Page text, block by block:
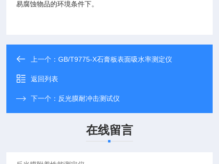
易腐蚀物品的环境条件下。
上一个：GB/T9775-X石膏板表面吸水率测定仪
返回列表
下一个： 反光膜耐冲击测试仪
在线留言